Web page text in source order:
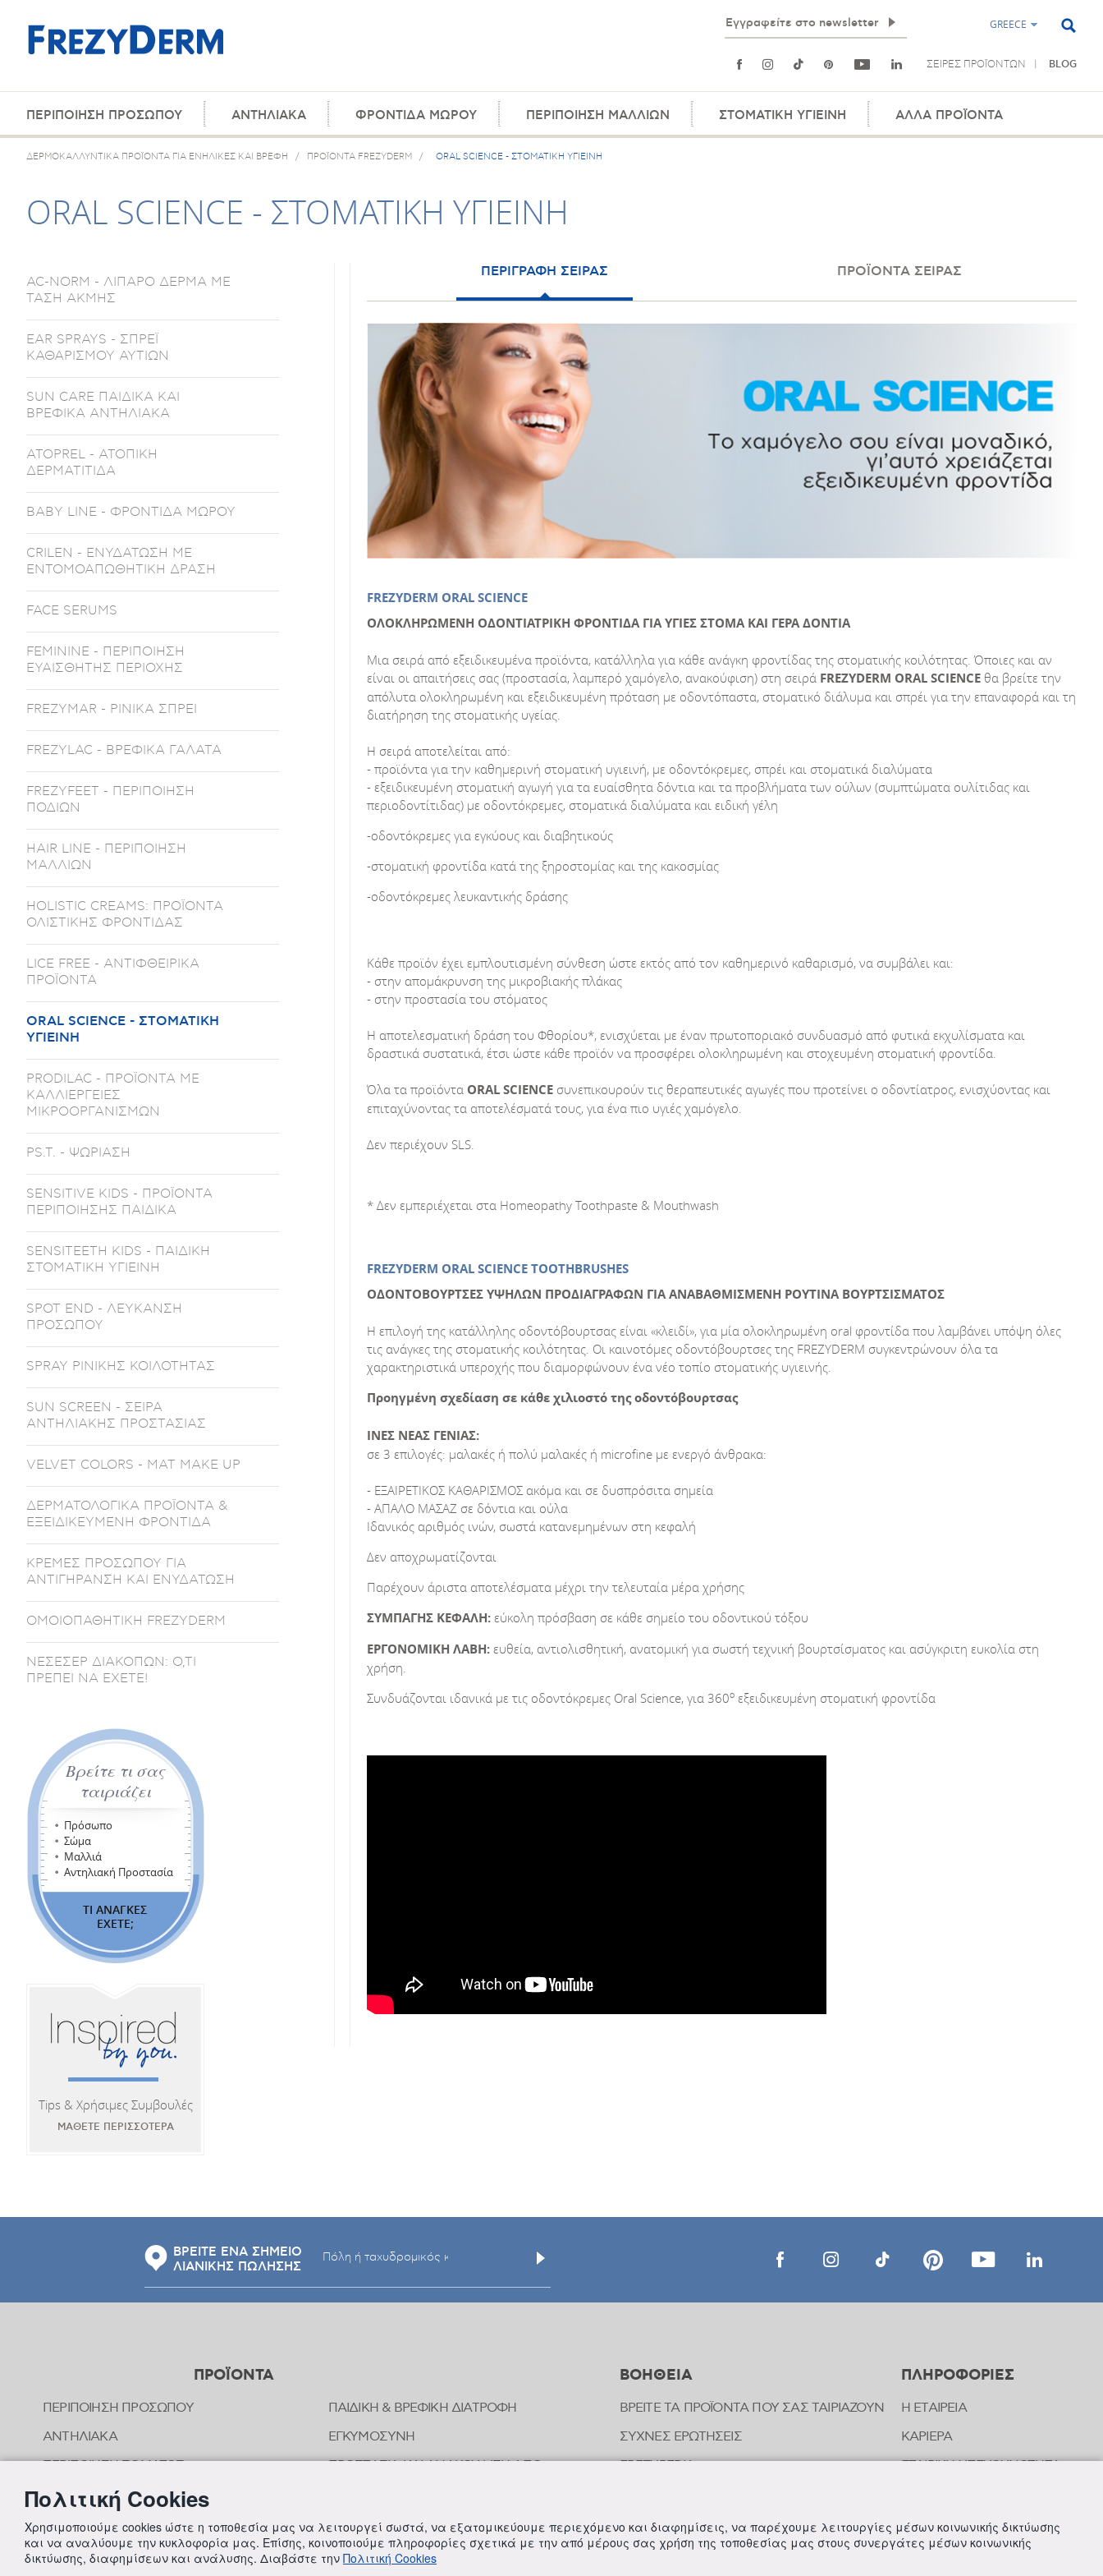
GREECE
ΣΕΙΡΕΣ ΠΡΟΪΟΝΤΩΝ BLOG
ΠΕΡΙΠΟΙΗΣΗ ΠΡΟΣΩΠΟΥ ΑΝΤΗΛΙΑΚΑ ΦΡΟΝΤΙΔΑ ΜΩΡΟΥ ΠΕΡΙΠΟΙΗΣΗ ΜΑΛΛΙΩΝ ΣΤΟΜΑΤΙΚΗ ΥΓΙΕΙΝΗ ΑΛΛΑ ΠΡΟΪΟΝΤΑ
ΔΕΡΜΟΚΑΛΛΥΝΤΙΚΑ ΠΡΟΪΟΝΤΑ ΓΙΑ ΕΝΗΛΙΚΕΣ ΚΑΙ ΒΡΕΦΗ / ΠΡΟΪΟΝΤΑ FREZYDERM / ORAL SCIENCE - ΣΤΟΜΑΤΙΚΗ ΥΓΙΕΙΝΗ
ORAL SCIENCE - ΣΤΟΜΑΤΙΚΗ ΥΓΙΕΙΝΗ
ΠΕΡΙΓΡΑΦΗ ΣΕΙΡΑΣ ΠΡΟΪΟΝΤΑ ΣΕΙΡΑΣ
FREZYDERM ORAL SCIENCE
ΟΛΟΚΛΗΡΩΜΕΝΗ ΟΔΟΝΤΙΑΤΡΙΚΗ ΦΡΟΝΤΙΔΑ ΓΙΑ ΥΓΙΕΣ ΣΤΟΜΑ ΚΑΙ ΓΕΡΑ ΔΟΝΤΙΑ
Μια σειρά από εξειδικευμένα προϊόντα, κατάλληλα για κάθε ανάγκη φροντίδας της στοματικής κοιλότητας. Όποιες και αν
είναι οι απαιτήσεις σας (προστασία, λαμπερό χαμόγελο, ανακούφιση) στη σειρά FREZYDERM ORAL SCIENCE θα βρείτε την
απόλυτα ολοκληρωμένη και εξειδικευμένη πρόταση με οδοντόπαστα, στοματικό διάλυμα και σπρέι για την επαναφορά και τη
διατήρηση της στοματικής υγείας.
Η σειρά αποτελείται από:
- προϊόντα για την καθημερινή στοματική υγιεινή, με οδοντόκρεμες, σπρέι και στοματικά διαλύματα
- εξειδικευμένη στοματική αγωγή για τα ευαίσθητα δόντια και τα προβλήματα των ούλων (συμπτώματα ουλίτιδας και
περιοδοντίτιδας) με οδοντόκρεμες, στοματικά διαλύματα και ειδική γέλη
-οδοντόκρεμες για εγκύους και διαβητικούς
-στοματική φροντίδα κατά της ξηροστομίας και της κακοσμίας
-οδοντόκρεμες λευκαντικής δράσης
Κάθε προϊόν έχει εμπλουτισμένη σύνθεση ώστε εκτός από τον καθημερινό καθαρισμό, να συμβάλει και:
- στην απομάκρυνση της μικροβιακής πλάκας
- στην προστασία του στόματος
Η αποτελεσματική δράση του Φθορίου*, ενισχύεται με έναν πρωτοποριακό συνδυασμό από φυτικά εκχυλίσματα και
δραστικά συστατικά, έτσι ώστε κάθε προϊόν να προσφέρει ολοκληρωμένη και στοχευμένη στοματική φροντίδα.
Όλα τα προϊόντα ORAL SCIENCE συνεπικουρούν τις θεραπευτικές αγωγές που προτείνει ο οδοντίατρος, ενισχύοντας και
επιταχύνοντας τα αποτελέσματά τους, για ένα πιο υγιές χαμόγελο.
Δεν περιέχουν SLS.
* Δεν εμπεριέχεται στα Homeopathy Toothpaste & Mouthwash
FREZYDERM ORAL SCIENCE TOOTHBRUSHES
ΟΔΟΝΤΟΒΟΥΡΤΣΕΣ ΥΨΗΛΩΝ ΠΡΟΔΙΑΓΡΑΦΩΝ ΓΙΑ ΑΝΑΒΑΘΜΙΣΜΕΝΗ ΡΟΥΤΙΝΑ ΒΟΥΡΤΣΙΣΜΑΤΟΣ
Η επιλογή της κατάλληλης οδοντόβουρτσας είναι «κλειδί», για μία ολοκληρωμένη oral φροντίδα που λαμβάνει υπόψη όλες
τις ανάγκες της στοματικής κοιλότητας. Οι καινοτόμες οδοντόβουρτσες της FREZYDERM συγκεντρώνουν όλα τα
χαρακτηριστικά υπεροχής που διαμορφώνουν ένα νέο τοπίο στοματικής υγιεινής.
Προηγμένη σχεδίαση σε κάθε χιλιοστό της οδοντόβουρτσας
ΙΝΕΣ ΝΕΑΣ ΓΕΝΙΑΣ:
σε 3 επιλογές: μαλακές ή πολύ μαλακές ή microfine με ενεργό άνθρακα:
- ΕΞΑΙΡΕΤΙΚΟΣ ΚΑΘΑΡΙΣΜΟΣ ακόμα και σε δυσπρόσιτα σημεία
- ΑΠΑΛΟ ΜΑΣΑΖ σε δόντια και ούλα
Ιδανικός αριθμός ινών, σωστά κατανεμημένων στη κεφαλή
Δεν αποχρωματίζονται
Παρέχουν άριστα αποτελέσματα μέχρι την τελευταία μέρα χρήσης
ΣΥΜΠΑΓΗΣ ΚΕΦΑΛΗ: εύκολη πρόσβαση σε κάθε σημείο του οδοντικού τόξου
ΕΡΓΟΝΟΜΙΚΗ ΛΑΒΗ: ευθεία, αντιολισθητική, ανατομική για σωστή τεχνική βουρτσίσματος και ασύγκριτη ευκολία στη
χρήση.
Συνδυάζονται ιδανικά με τις οδοντόκρεμες Oral Science, για 360ο εξειδικευμένη στοματική φροντίδα
AC-NORM - ΛΙΠΑΡΟ ΔΕΡΜΑ ΜΕ
ΤΑΣΗ ΑΚΜΗΣ
EAR SPRAYS - ΣΠΡΕΪ
ΚΑΘΑΡΙΣΜΟΥ ΑΥΤΙΩΝ
SUN CARE ΠΑΙΔΙΚΑ ΚΑΙ
ΒΡΕΦΙΚΑ ΑΝΤΗΛΙΑΚΑ
ATOPREL - ΑΤΟΠΙΚΗ
ΔΕΡΜΑΤΙΤΙΔΑ
BABY LINE - ΦΡΟΝΤΙΔΑ ΜΩΡΟΥ
CRILEN - ΕΝΥΔΑΤΩΣΗ ΜΕ
ΕΝΤΟΜΟΑΠΩΘΗΤΙΚΗ ΔΡΑΣΗ
FACE SERUMS
FEMININE - ΠΕΡΙΠΟΙΗΣΗ
ΕΥΑΙΣΘΗΤΗΣ ΠΕΡΙΟΧΗΣ
FREZYMAR - ΡΙΝΙΚΑ ΣΠΡΕΙ
FREZYLAC - ΒΡΕΦΙΚΑ ΓΑΛΑΤΑ
FREZYFEET - ΠΕΡΙΠΟΙΗΣΗ
ΠΟΔΙΩΝ
HAIR LINE - ΠΕΡΙΠΟΙΗΣΗ
ΜΑΛΛΙΩΝ
HOLISTIC CREAMS: ΠΡΟΪΟΝΤΑ
ΟΛΙΣΤΙΚΗΣ ΦΡΟΝΤΙΔΑΣ
LICE FREE - ΑΝΤΙΦΘΕΙΡΙΚΑ
ΠΡΟΪΟΝΤΑ
ORAL SCIENCE - ΣΤΟΜΑΤΙΚΗ
ΥΓΙΕΙΝΗ
PRODILAC - ΠΡΟΪΟΝΤΑ ΜΕ
ΚΑΛΛΙΕΡΓΕΙΕΣ
ΜΙΚΡΟΟΡΓΑΝΙΣΜΩΝ
PS.T. - ΨΩΡΙΑΣΗ
SENSITIVE KIDS - ΠΡΟΪΟΝΤΑ
ΠΕΡΙΠΟΙΗΣΗΣ ΠΑΙΔΙΚΑ
SENSITEETH KIDS - ΠΑΙΔΙΚΗ
ΣΤΟΜΑΤΙΚΗ ΥΓΙΕΙΝΗ
SPOT END - ΛΕΥΚΑΝΣΗ
ΠΡΟΣΩΠΟΥ
SPRAY ΡΙΝΙΚΗΣ ΚΟΙΛΟΤΗΤΑΣ
SUN SCREEN - ΣΕΙΡΑ
ΑΝΤΗΛΙΑΚΗΣ ΠΡΟΣΤΑΣΙΑΣ
VELVET COLORS - ΜΑΤ MAKE UP
ΔΕΡΜΑΤΟΛΟΓΙΚΑ ΠΡΟΪΟΝΤΑ &
ΕΞΕΙΔΙΚΕΥΜΕΝΗ ΦΡΟΝΤΙΔΑ
ΚΡΕΜΕΣ ΠΡΟΣΩΠΟΥ ΓΙΑ
ΑΝΤΙΓΗΡΑΝΣΗ ΚΑΙ ΕΝΥΔΑΤΩΣΗ
ΟΜΟΙΟΠΑΘΗΤΙΚΗ FREZYDERM
ΝΕΣΕΣΕΡ ΔΙΑΚΟΠΩΝ: Ο,ΤΙ
ΠΡΕΠΕΙ ΝΑ ΕΧΕΤΕ!
Βρείτε τι σας
ταιριάζει
Πρόσωπο
Σώμα
Μαλλιά
Αντηλιακή Προστασία
ΤΙ ΑΝΑΓΚΕΣ
ΕΧΕΤΕ;
Tips & Χρήσιμες Συμβουλές
ΜΑΘΕΤΕ ΠΕΡΙΣΣΟΤΕΡΑ
ΒΡΕΙΤΕ ΕΝΑ ΣΗΜΕΙΟ
ΛΙΑΝΙΚΗΣ ΠΩΛΗΣΗΣ
ΠΡΟΪΟΝΤΑ
ΠΕΡΙΠΟΙΗΣΗ ΠΡΟΣΩΠΟΥ
ΑΝΤΗΛΙΑΚΑ
ΠΕΡΙΠΟΙΗΣΗ ΣΩΜΑΤΟΣ
ΠΕΡΙΠΟΙΗΣΗ ΜΑΛΛΙΩΝ
ΣΤΟΜΑΤΙΚΗ ΥΓΙΕΙΝΗ
ΑΠΟΣΥΜΦΟΡΗΤΙΚΑ ΜΥΤΗΣ
ΠΑΙΔΙΚΗ & ΒΡΕΦΙΚΗ ΔΙΑΤΡΟΦΗ
ΕΓΚΥΜΟΣΥΝΗ
ΠΡΟΣΤΑΣΙΑ ΚΑΙ ΑΝΑΚΟΥΦΙΣΗ ΑΠΟ
ΠΕΡΙΠΟΙΗΣΗ ΕΥΑΙΣΘΗΤΗΣ ΠΕΡΙΟΧΗΣ
ΣΥΜΠΛΗΡΩΜΑΤΑ ΔΙΑΤΡΟΦΗΣ
ΒΟΗΘΕΙΑ
ΒΡΕΙΤΕ ΤΑ ΠΡΟΪΟΝΤΑ ΠΟΥ ΣΑΣ ΤΑΙΡΙΑΖΟΥΝ
ΣΥΧΝΕΣ ΕΡΩΤΗΣΕΙΣ
FREZYPEDIA
ΠΛΗΡΟΦΟΡΙΕΣ
Η ΕΤΑΙΡΕΙΑ
ΚΑΡΙΕΡΑ
ΕΤΑΙΡΙΚΗ ΥΠΕΥΘΥΝΟΤΗΤΑ
Πολιτική Cookies
Χρησιμοποιούμε cookies ώστε η τοποθεσία μας να λειτουργεί σωστά, να εξατομικεύουμε περιεχόμενο και διαφημίσεις, να παρέχουμε λειτουργίες μέσων κοινωνικής δικτύωσης
και να αναλύουμε την κυκλοφορία μας. Επίσης, κοινοποιούμε πληροφορίες σχετικά με την από μέρους σας χρήση της τοποθεσίας μας στους συνεργάτες μέσων κοινωνικής
δικτύωσης, διαφημίσεων και ανάλυσης. Διαβάστε την Πολιτική Cookies